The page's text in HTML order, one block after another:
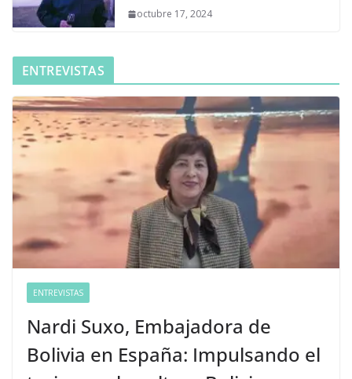
octubre 17, 2024
ENTREVISTAS
ENTREVISTAS
Nardi Suxo, Embajadora de
Bolivia en España: Impulsando el